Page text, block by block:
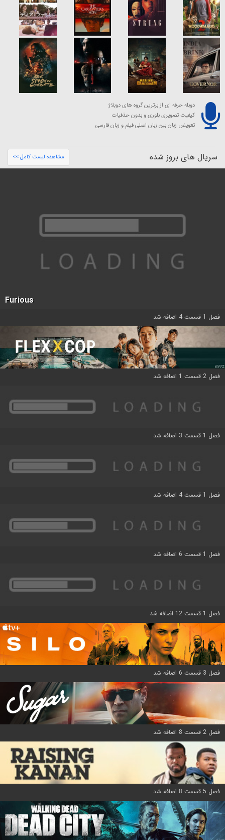
دوبله حرفه ای از برترین گروه های دوبلاژ
کیفیت تصویری بلوری و بدون حذفیات
تعویض زبان بین زبان اصلی فیلم و زبان فارسی
سریال های بروز شده مشاهده لیست کامل >>
Furious
فصل 1 قسمت 4 اضافه شد
فصل 2 قسمت 1 اضافه شد
فصل 1 قسمت 3 اضافه شد
فصل 1 قسمت 4 اضافه شد
فصل 1 قسمت 6 اضافه شد
فصل 1 قسمت 12 اضافه شد
فصل 3 قسمت 6 اضافه شد
فصل 2 قسمت 8 اضافه شد
فصل 5 قسمت 8 اضافه شد